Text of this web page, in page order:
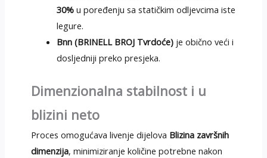
30% u poređenju sa statičkim odljevcima iste
legure.
Bnn (BRINELL BROJ Tvrdoće) je obično veći i
dosljedniji preko presjeka.
Dimenzionalna stabilnost i u
blizini neto
Proces omogućava livenje dijelova Blizina završnih
dimenzija, minimiziranje količine potrebne nakon